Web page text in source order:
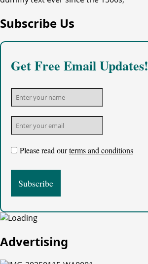
Subscribe Us
Get Free Email Updates!
Please read ourterms and conditions
Advertising